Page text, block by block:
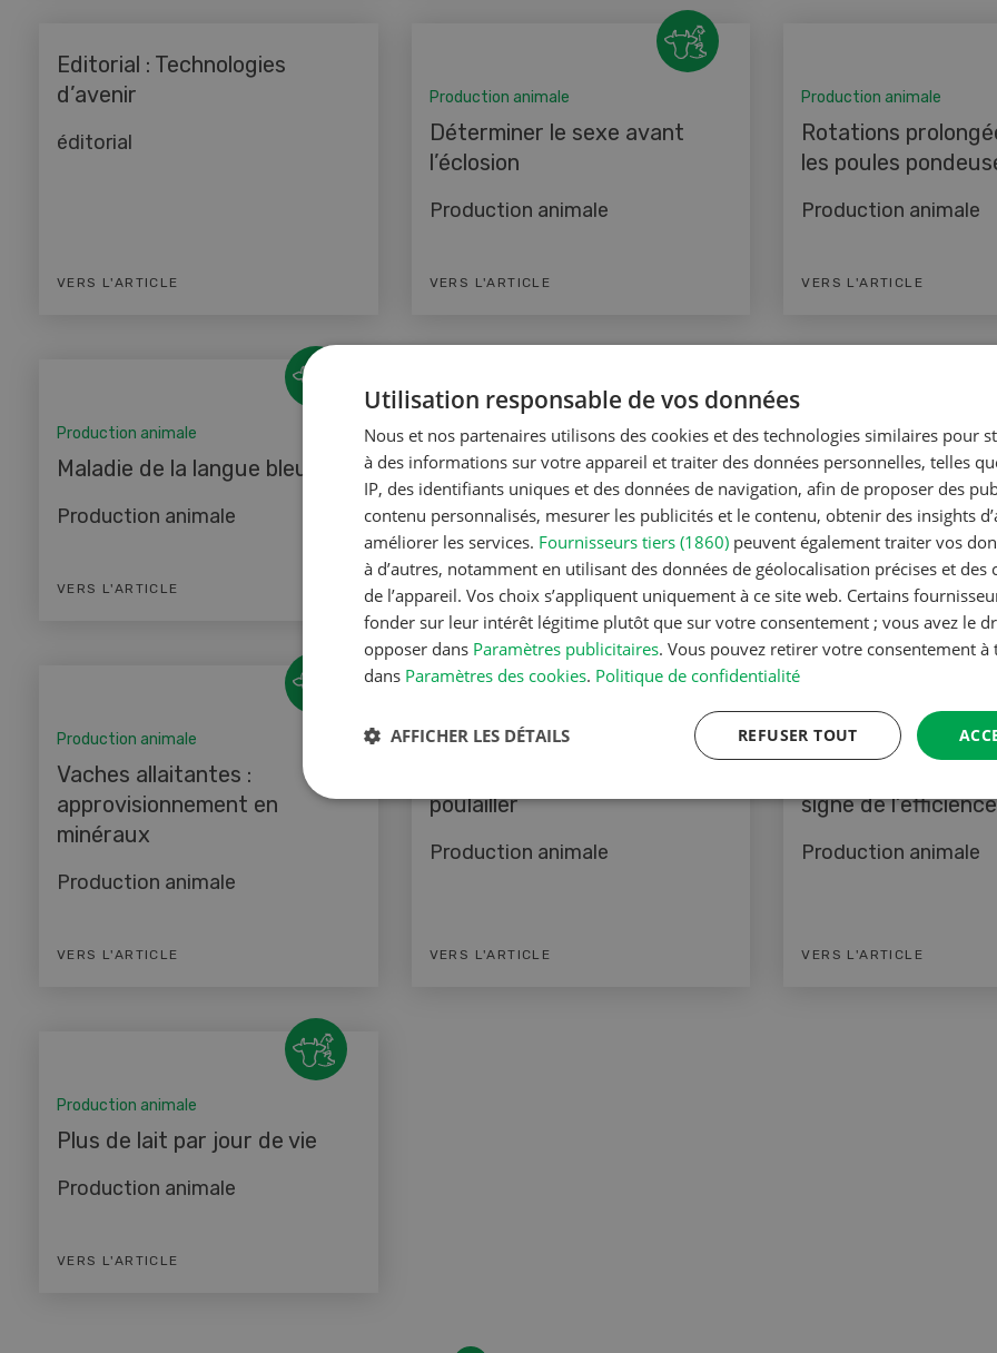
Editorial : Technologies
d’avenir
éditorial
VERS L'ARTICLE
Production animale
Déterminer le sexe avant
l’éclosion
Production animale
VERS L'ARTICLE
Production animale
Rotations
les poules
Production animale
VERS L'ARTICLE
Production animale
Maladie de la langue bleue
Production animale
VERS L'ARTICLE
Production animale
Elevage porcin plus efficient
Production animale
VERS L'ARTICLE
Production animale
Élevage des coqs
Production animale
VERS L'ARTICLE
Production animale
Vaches allaitantes :
approvisionnement en
minéraux
Production animale
VERS L'ARTICLE
Production animale
poulailler
Production animale
VERS L'ARTICLE
Production animale
signe de l’efficience
Production animale
VERS L'ARTICLE
Production animale
Plus de lait par jour de vie
Production animale
VERS L'ARTICLE
Utilisation responsable de vos données
Nous et nos partenaires utilisons des cookies et des technologies similaires pour
à des informations sur votre appareil et traiter des données personnelles, telles
IP, des identifiants uniques et des données de navigation, afin de proposer des
contenu personnalisés, mesurer les publicités et le contenu, obtenir des insights
améliorer les services. Fournisseurs tiers (1860) peuvent également traiter vos
à d’autres, notamment en utilisant des données de géolocalisation précises et des
de l’appareil. Vos choix s’appliquent uniquement à ce site web. Certains
fonder sur leur intérêt légitime plutôt que sur votre consentement ; vous avez le
opposer dans Paramètres publicitaires. Vous pouvez retirer votre consentement
dans Paramètres des cookies. Politique de confidentialité
REFUSER TOUT
AFFICHER LES DÉTAILS